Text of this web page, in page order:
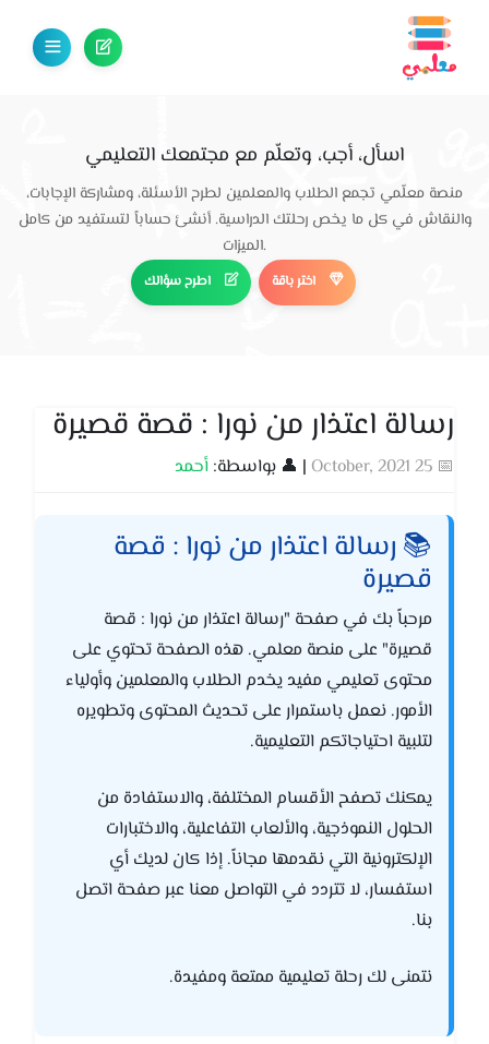
اسأل، أجب، وتعلّم مع مجتمعك التعليمي
منصة معلّمي تجمع الطلاب والمعلمين لطرح الأسئلة، ومشاركة الإجابات،
والنقاش في كل ما يخص رحلتك الدراسية. أنشئ حساباً لتستفيد من كامل
الميزات.
اطرح سؤالك اختر باقة
رسالة اعتذار من نورا : قصة قصيرة
📅 25 October, 2021 | 👤 بواسطة: أحمد
📚 رسالة اعتذار من نورا : قصة
قصيرة
مرحباً بك في صفحة "رسالة اعتذار من نورا : قصة
قصيرة" على منصة معلمي. هذه الصفحة تحتوي على
محتوى تعليمي مفيد يخدم الطلاب والمعلمين وأولياء
الأمور. نعمل باستمرار على تحديث المحتوى وتطويره
لتلبية احتياجاتكم التعليمية.
يمكنك تصفح الأقسام المختلفة، والاستفادة من
الحلول النموذجية، والألعاب التفاعلية، والاختبارات
الإلكترونية التي نقدمها مجاناً. إذا كان لديك أي
استفسار، لا تتردد في التواصل معنا عبر صفحة اتصل
بنا.
نتمنى لك رحلة تعليمية ممتعة ومفيدة.